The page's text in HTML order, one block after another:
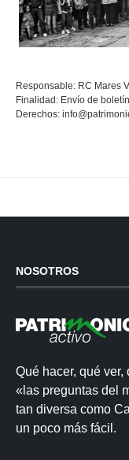
Responsable: RC Mares
Finalidad: Envío de
Derechos:
NOSOTROS
Qué hacer, qué
«las preguntas del
tan diversa como
un poco más fácil.